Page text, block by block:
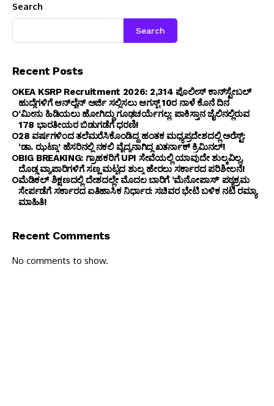
Search
Search
Recent Posts
KEA KSRP Recruitment 2026: 2,314 ಪೊಲೀಸ್ ಕಾನ್‌ಸ್ಟೇಬಲ್
ಹುದ್ದೆಗಳಿಗೆ ಆನ್‌ಲೈನ್ ಅರ್ಜಿ ಸಲ್ಲಿಸಲು ಆಗಸ್ಟ್ 10ರ ನಾಳೆ ಕೊನೆ ದಿನ
‘ಮೀನು ಹಿಡಿಯಲು ಹೋಗಿದ್ದು ಗೂಢಚರ್ಯೆಗಲ್ಲ: ಪಾಕಿಸ್ತಾನ ಜೈಲಿನಲ್ಲಿರುವ
178 ಭಾರತೀಯರ ಬಿಡುಗಡೆಗೆ ಧರಣಿ!
28 ವರ್ಷಗಳಿಂದ ತಲೆಮರೆಸಿಕೊಂಡಿದ್ದ ಹಂತಕ ಮಧ್ಯಪ್ರದೇಶದಲ್ಲಿ ಅರೆಸ್ಟ್:
‘ಡಾ. ಝಟ್ಕಾ’ ಹೆಸರಿನಲ್ಲಿ ನಕಲಿ ವೈದ್ಯನಾಗಿದ್ದ ಖತರ್ನಾಕ್ ಕ್ರಿಮಿನಲ್!
BIG BREAKING: ಗ್ರಾಹಕರಿಗೆ UPI ಸೇವೆಯಲ್ಲಿ ಯಾವುದೇ ಶುಲ್ಕವಿಲ್ಲ,
ದೊಡ್ಡ ವ್ಯಾಪಾರಿಗಳಿಗೆ ಸಣ್ಣ ಮಟ್ಟದ ಶುಲ್ಕ ಹೇರಲು ಸರ್ಕಾರದ ಪರಿಶೀಲನೆ!
ಮೆಡಿಕಲ್ ಶಿಕ್ಷಣದಲ್ಲಿ ದೇಶದಲ್ಲೇ ಮೊದಲ ಬಾರಿಗೆ ‘ಮೆನೋಪಾಸ್’ ಪಠ್ಯಕ್ರಮ
ಸೇರ್ಪಡೆಗೆ ಸರ್ಕಾರದ ಐತಿಹಾಸಿಕ ನಿರ್ಧಾರ: ಸಚಿವರ ಭೇಟಿ ಬಳಿಕ ನಟಿ ರಮ್ಯಾ
ಮಾಹಿತಿ!
Recent Comments
No comments to show.